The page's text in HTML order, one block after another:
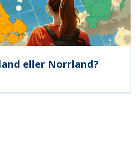
eller Norrland?